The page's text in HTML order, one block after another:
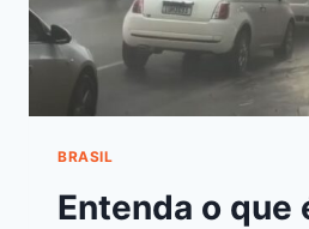
BRASIL
Entenda o que